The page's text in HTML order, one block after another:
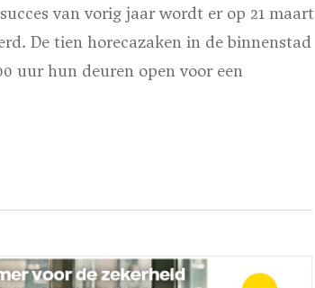
van vorig jaar wordt er op 21 maart
De tien horecazaken in de binnenstad
uur hun deuren open voor een